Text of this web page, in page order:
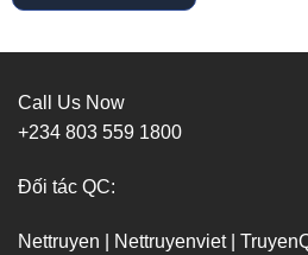
Call Us Now
+234 803 559 1800
Đối tác QC:
Nettruyen Nettruyenviet|